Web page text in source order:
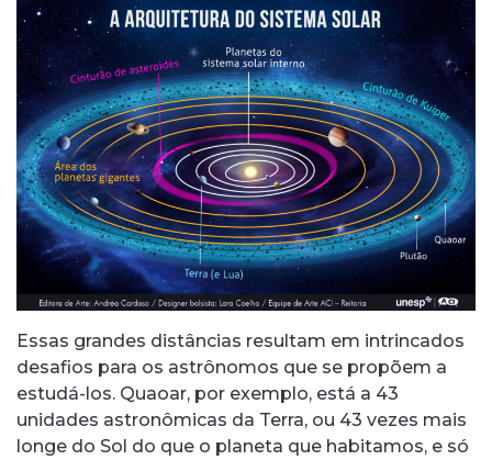
Essas grandes distâncias resultam em intrincados
desafios para os astrônomos que se propõem a
estudá-los. Quaoar, por exemplo, está a 43
unidades astronômicas da Terra, ou 43 vezes mais
longe do Sol do que o planeta que habitamos, e só